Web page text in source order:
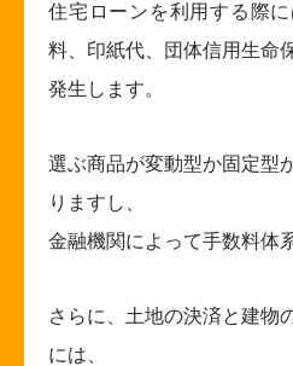
住宅ローンを利用する際
料、印紙代、団体信用生命
発生します。
選ぶ商品が変動型か固定型
りますし、
金融機関によって手数料体
さらに、土地の決済と建物
には、